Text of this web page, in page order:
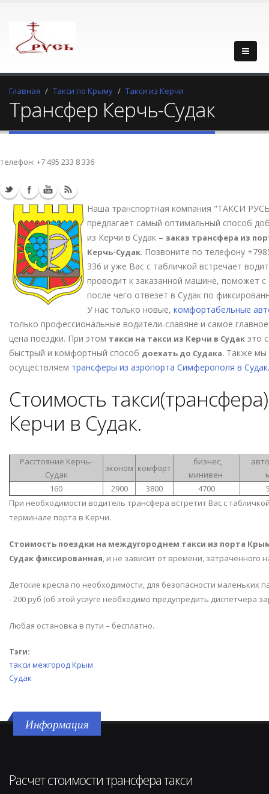
Главная Такси по Крыму Такси из Керчи
Трансфер Керчь-Судак
телефон: +7 495 233 8 336
Наша транспортная компания "ТАКСИ
предлагает самый оптимальный способ
из Керчи в Судак – заказ трансфера из
Керчь-Судак. Позвоните по телефону
336 и уже Вас с табличкой встречает
проводит к заказанной машине, поможет
после чего отвезет в Судак по
У нас только новые, комфортабельные
только профессиональные водители-славяне и самое
цена поездки. При этом такси на такси из Керчи в Судак это
быстрый и комфортный способ доехать до Судака. Также мы
осуществляем трансферы из аэропорта Симферополя в Судак.
Стоимость
Керчи в Судак.
Расстояние Керчь-
Судак
эконом комфорт
бизнес,
минивен
160
2900 3800 4700
При необходимости водитель трансфера встретит Вас с
терминале порта в Керчи.
Стоимость поездки на междугороднем такси из порта
Судак фиксированная, и не зависит от времени, затраченного
Детские кресла по необходимости, для безопасности маленьких
- 200 руб (об этой услуге необходимо предупредить диспетчера
Любая остановка в пути – бесплатно.
Тэги:
такси межгород Крым
Судак
Информация
Расчет стоимости трансфера такси